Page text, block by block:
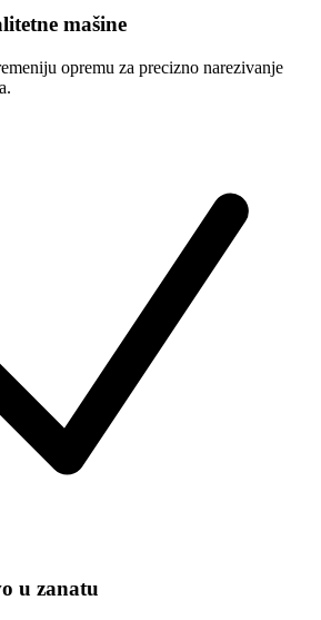
mašine
opremu za precizno narezivanje
u zanatu